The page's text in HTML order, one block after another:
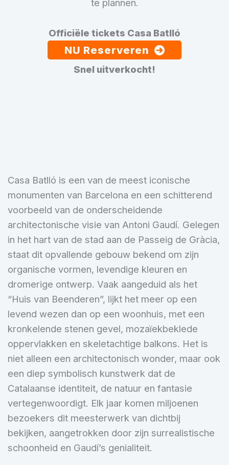
te plannen.
Officiële tickets Casa Batlló
NU Reserveren
Snel uitverkocht!
Casa Batlló is een van de meest iconische
monumenten van Barcelona en een schitterend
voorbeeld van de onderscheidende
architectonische visie van Antoni Gaudí. Gelegen
in het hart van de stad aan de Passeig de Gràcia,
staat dit opvallende gebouw bekend om zijn
organische vormen, levendige kleuren en
dromerige ontwerp. Vaak aangeduid als het
“Huis van Beenderen”, lijkt het meer op een
levend wezen dan op een woonhuis, met een
kronkelende stenen gevel, mozaïekbeklede
oppervlakken en skeletachtige balkons. Het is
niet alleen een architectonisch wonder, maar ook
een diep symbolisch kunstwerk dat de
Catalaanse identiteit, de natuur en fantasie
vertegenwoordigt. Elk jaar komen miljoenen
bezoekers dit meesterwerk van dichtbij
bekijken, aangetrokken door zijn surrealistische
schoonheid en Gaudí’s genialiteit.